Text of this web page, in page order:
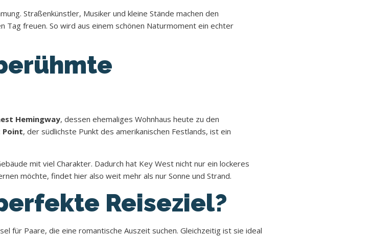
Straßenkünstler, Musiker und kleine Stände machen den
Tag freuen. So wird aus einem schönen Naturmoment ein echter
Hemingway, dessen ehemaliges Wohnhaus heute zu den
Point, der südlichste Punkt des amerikanischen Festlands, ist ein
mit viel Charakter. Dadurch hat Key West nicht nur ein lockeres
möchte, findet hier also weit mehr als nur Sonne und Strand.
Reiseziel?
für Paare, die eine romantische Auszeit suchen. Gleichzeitig ist sie ideal